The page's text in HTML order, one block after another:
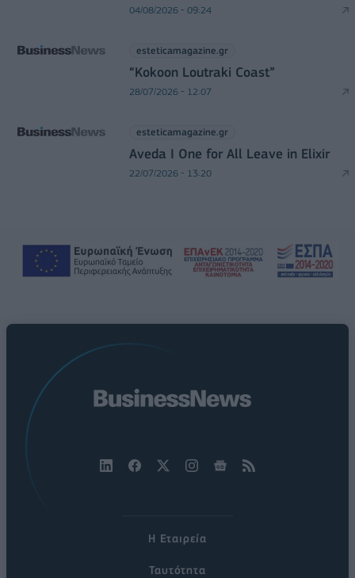
04/08/2026 - 09:24
esteticamagazine.gr
“Kokoon Loutraki Coast”
28/07/2026 - 12:07
esteticamagazine.gr
Aveda I One for All Leave in Elixir
22/07/2026 - 13:20
Η Εταιρεία
Ταυτότητα